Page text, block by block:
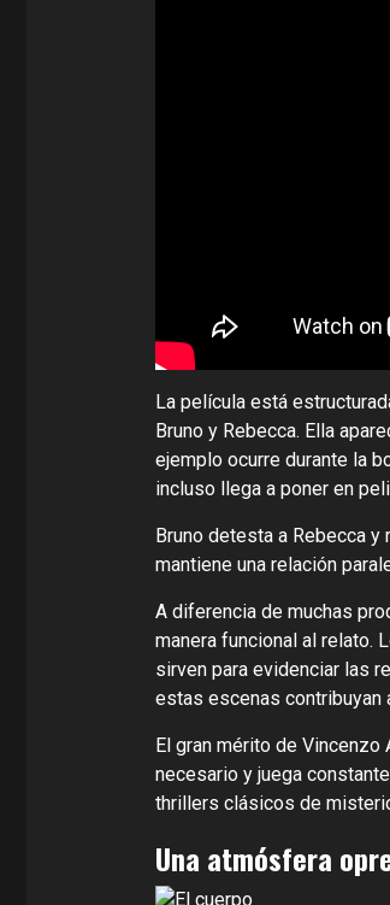
La película está
Bruno y Rebecca. Ella
ejemplo ocurre durante la
incluso llega a poner en
Bruno detesta a Rebecca
mantiene una relación
A diferencia de muchas
manera funcional al relato.
sirven para evidenciar las
estas escenas contribuyan
El gran mérito de
necesario y juega
thrillers clásicos de
Una atmósfera